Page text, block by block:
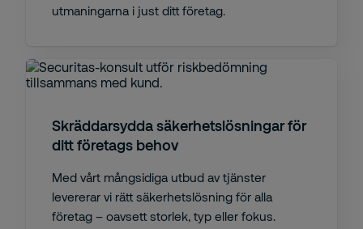
utmaningarna i just ditt företag.
Skräddarsydda säkerhetslösningar för
ditt företags behov
Med vårt mångsidiga utbud av tjänster
levererar vi rätt säkerhetslösning för alla
företag – oavsett storlek, typ eller fokus.